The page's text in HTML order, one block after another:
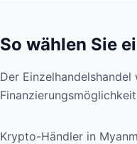
So wählen Sie
Der
Krypto-Händler in